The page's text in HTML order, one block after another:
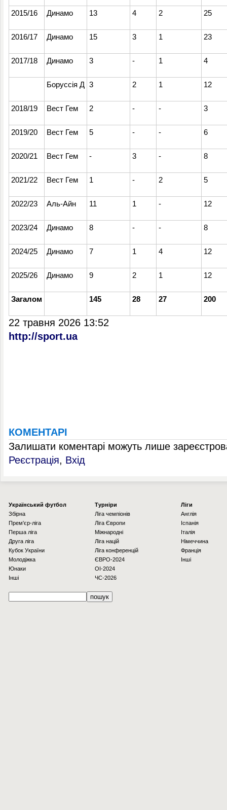
2015/16 Динамо 13 4 2 25
2016/17 Динамо 15 3 1 23
2017/18 Динамо 3 - 1 4
Боруссія Д 3 2 1 12
2018/19 Вест Гем 2 - - 3
2019/20 Вест Гем 5 - - 6
2020/21 Вест Гем - 3 - 8
2021/22 Вест Гем 1 - 2 5
2022/23 Аль-Айн 11 1 - 12
2023/24 Динамо 8 - - 8
2024/25 Динамо 7 1 4 12
2025/26 Динамо 9 2 1 12
Загалом 145 28 27 200
22 травня 2026 13:52
http://sport.ua
КОМЕНТАРІ
Залишати коментарі можуть лише
Реєстрація, Вхід
Українcький футбол
Збірна
Прем'єр-ліга
Перша ліга
Друга ліга
Кубок України
Молодіжка
Юнаки
Інші
Турніри
Ліга чемпіонів
Ліга Європи
Міжнародні
Ліга націй
Ліга конференцій
ЄВРО-2024
OI-2024
ЧС-2026
Ліги
Англія
Іспанія
Італія
Німеччина
Франція
Інші